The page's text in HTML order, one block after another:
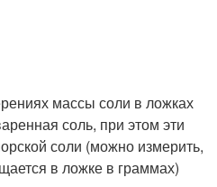
массы соли в ложках
соль, при этом эти
соли (можно измерить,
в ложке в граммах)